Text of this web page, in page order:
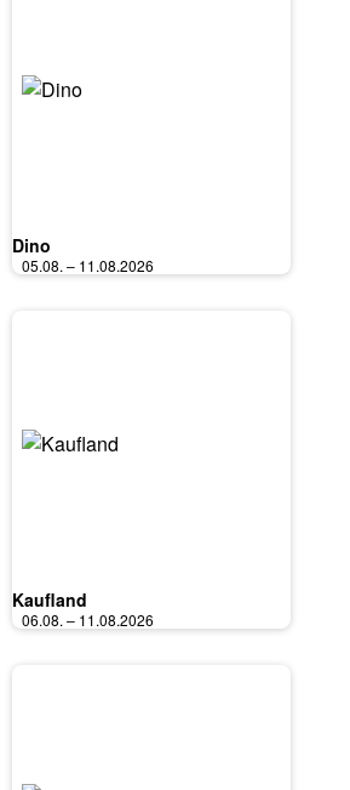
Dino
05.08. – 11.08.2026
Kaufland
06.08. – 11.08.2026